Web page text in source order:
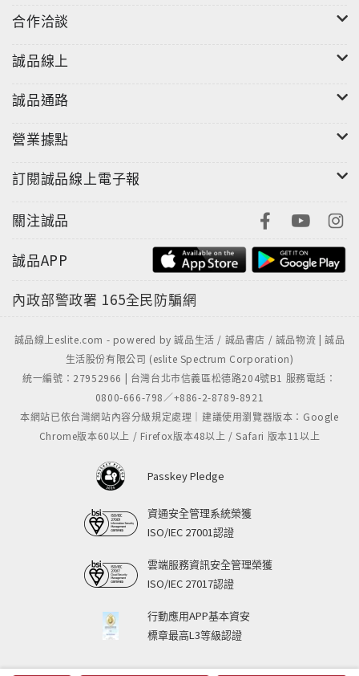
合作洽談
誠品線上
誠品通路
營業據點
訂閱誠品線上電子報
關注誠品
誠品APP
內政部警政署 165全民防騙網
誠品線上eslite.com - powered by 誠品生活 / 誠品書店 / 誠品物流 | 誠品
生活股份有限公司 (eslite Spectrum Corporation)
統一編號：27952966 | 台灣台北市信義區松德路204號B1 服務電話：
0800-666-798／+886-2-8789-8921
本網站已依台灣網站內容分級規定處理｜建議使用瀏覽器版本：Google
Chrome版本60以上 / Firefox版本48以上 / Safari 版本11以上
Passkey Pledge
資通安全管理系統榮獲
ISO/IEC 27001認證
雲端服務資訊安全管理榮獲
ISO/IEC 27017認證
行動應用APP基本資安
標章最高L3等級認證